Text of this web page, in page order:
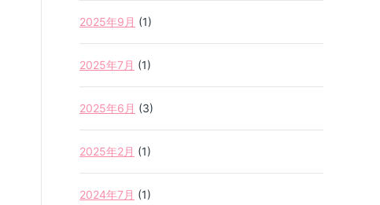
2025年9月 (1)
2025年7月 (1)
2025年6月 (3)
2025年2月 (1)
2024年7月 (1)